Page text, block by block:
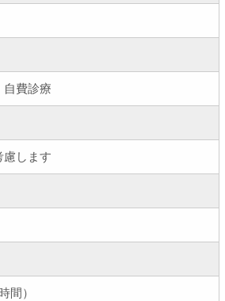
費診療
します
間）